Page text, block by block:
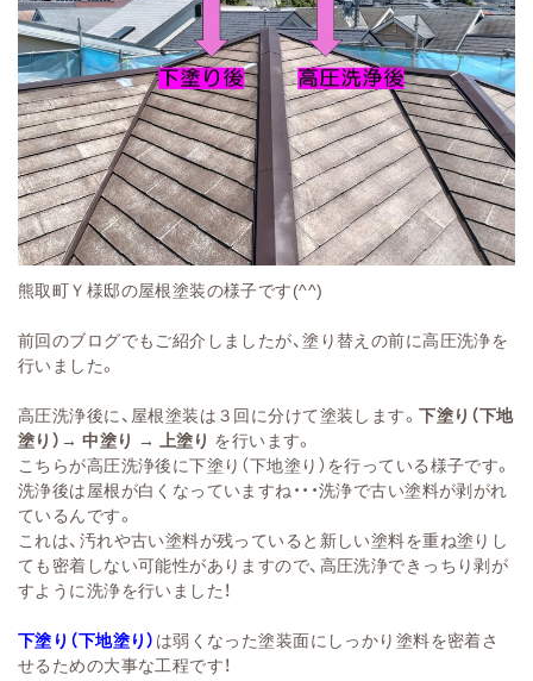
熊取町Ｙ様邸の屋根塗装の様子です(^^)
前回のブログでもご紹介しましたが、塗り替えの前に高圧洗浄を
行いました。
高圧洗浄後に、屋根塗装は３回に分けて塗装します。下塗り（下地
塗り）→ 中塗り → 上塗り を行います。
こちらが高圧洗浄後に下塗り（下地塗り）を行っている様子です。
洗浄後は屋根が白くなっていますね・・・洗浄で古い塗料が剥がれ
ているんです。
これは、汚れや古い塗料が残っていると新しい塗料を重ね塗りし
ても密着しない可能性がありますので、高圧洗浄できっちり剥が
すように洗浄を行いました！
下塗り（下地塗り） は弱くなった塗装面にしっかり塗料を密着さ
せるための大事な工程です！